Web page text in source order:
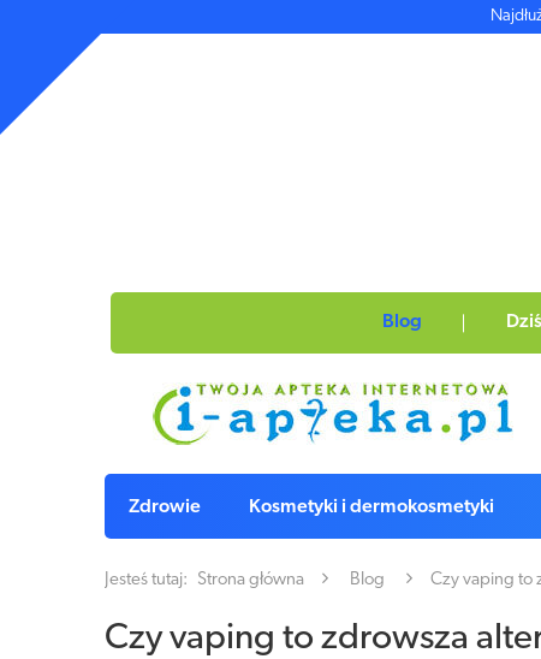
Blog
Zdrowie Kosmetyki i dermokosmetyki
Jesteś tutaj: Strona główna Blog Czy vaping to
Czy vaping to zdrowsza